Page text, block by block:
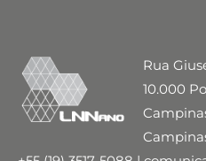
Rua
10.000